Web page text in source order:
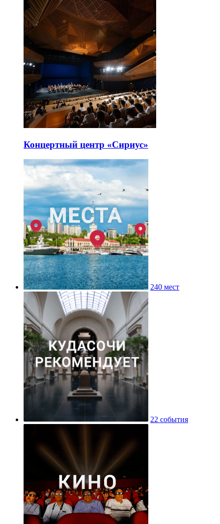
Концертный центр «Сириус»
240 мест
22 события